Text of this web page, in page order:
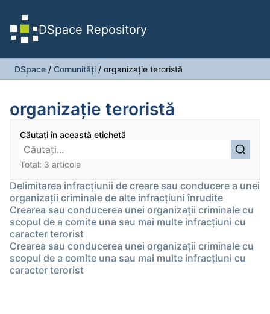
DSpace Repository
DSpace / Comunități / organizaţie teroristă
organizaţie teroristă
Căutați în această etichetă
Total: 3 articole
Delimitarea infracțiunii de creare sau conducere a unei
organizații criminale de alte infracțiuni înrudite
Crearea sau conducerea unei organizaţii criminale cu
scopul de a comite una sau mai multe infracţiuni cu
caracter terorist
Crearea sau conducerea unei organizaţii criminale cu
scopul de a comite una sau mai multe infracţiuni cu
caracter terorist